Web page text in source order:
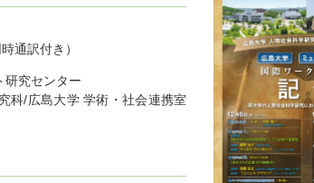
通訳付き）
研究センター
科/広島大学 学術・社会連携室